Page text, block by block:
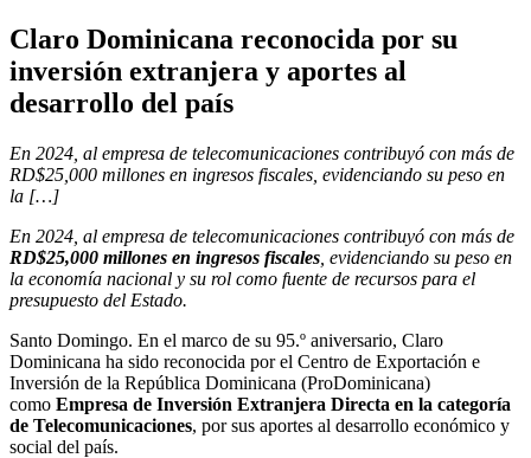
Claro Dominicana reconocida por su
inversión extranjera y aportes al
desarrollo del país
En 2024, al empresa de telecomunicaciones contribuyó con más de
RD$25,000 millones en ingresos fiscales, evidenciando su peso en
la […]
En 2024, al empresa de telecomunicaciones contribuyó con más de
RD$25,000 millones en ingresos fiscales , evidenciando su peso en
la economía nacional y su rol como fuente de recursos para el
presupuesto del Estado.
Santo Domingo. En el marco de su 95.º aniversario, Claro
Dominicana ha sido reconocida por el Centro de Exportación e
Inversión de la República Dominicana (ProDominicana)
como Empresa de Inversión Extranjera Directa en la categoría
de Telecomunicaciones, por sus aportes al desarrollo económico y
social del país.